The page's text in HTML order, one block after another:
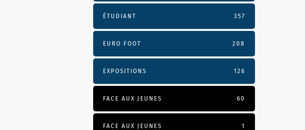
ÉTUDIANT 357
EURO FOOT 208
EXPOSITIONS 126
FACE AUX JEUNES 60
FACE AUX JEUNES 1